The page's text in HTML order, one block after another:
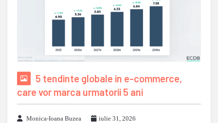
5 tendinte globale in e-commerce,
care vor marca urmatorii 5 ani
Monica-Ioana Buzea
iulie 31, 2026